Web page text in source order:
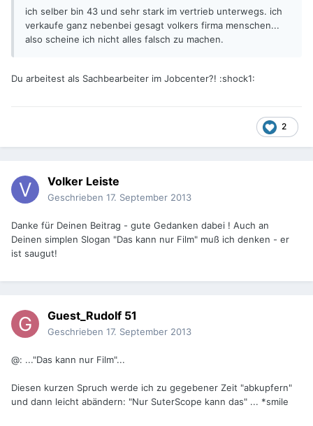
ich selber bin 43 und sehr stark im vertrieb unterwegs. ich
verkaufe ganz nebenbei gesagt volkers firma menschen...
also scheine ich nicht alles falsch zu machen.
Du arbeitest als Sachbearbeiter im Jobcenter?! :shock1:
2
Volker Leiste
Geschrieben 17. September 2013
Danke für Deinen Beitrag - gute Gedanken dabei ! Auch an
Deinen simplen Slogan "Das kann nur Film" muß ich denken - er
ist saugut!
Guest_Rudolf 51
Geschrieben 17. September 2013
@: ..."Das kann nur Film"...
Diesen kurzen Spruch werde ich zu gegebener Zeit "abkupfern"
und dann leicht abändern: "Nur SuterScope kann das" ... *smile